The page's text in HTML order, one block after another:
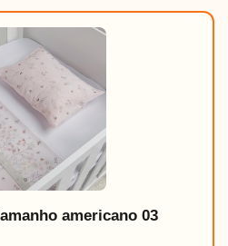
americano 03